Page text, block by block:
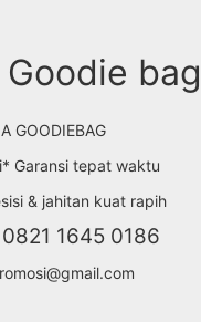
GOODIEBAG
Garansi tepat waktu
& jahitan kuat rapih
0821 1645 0186